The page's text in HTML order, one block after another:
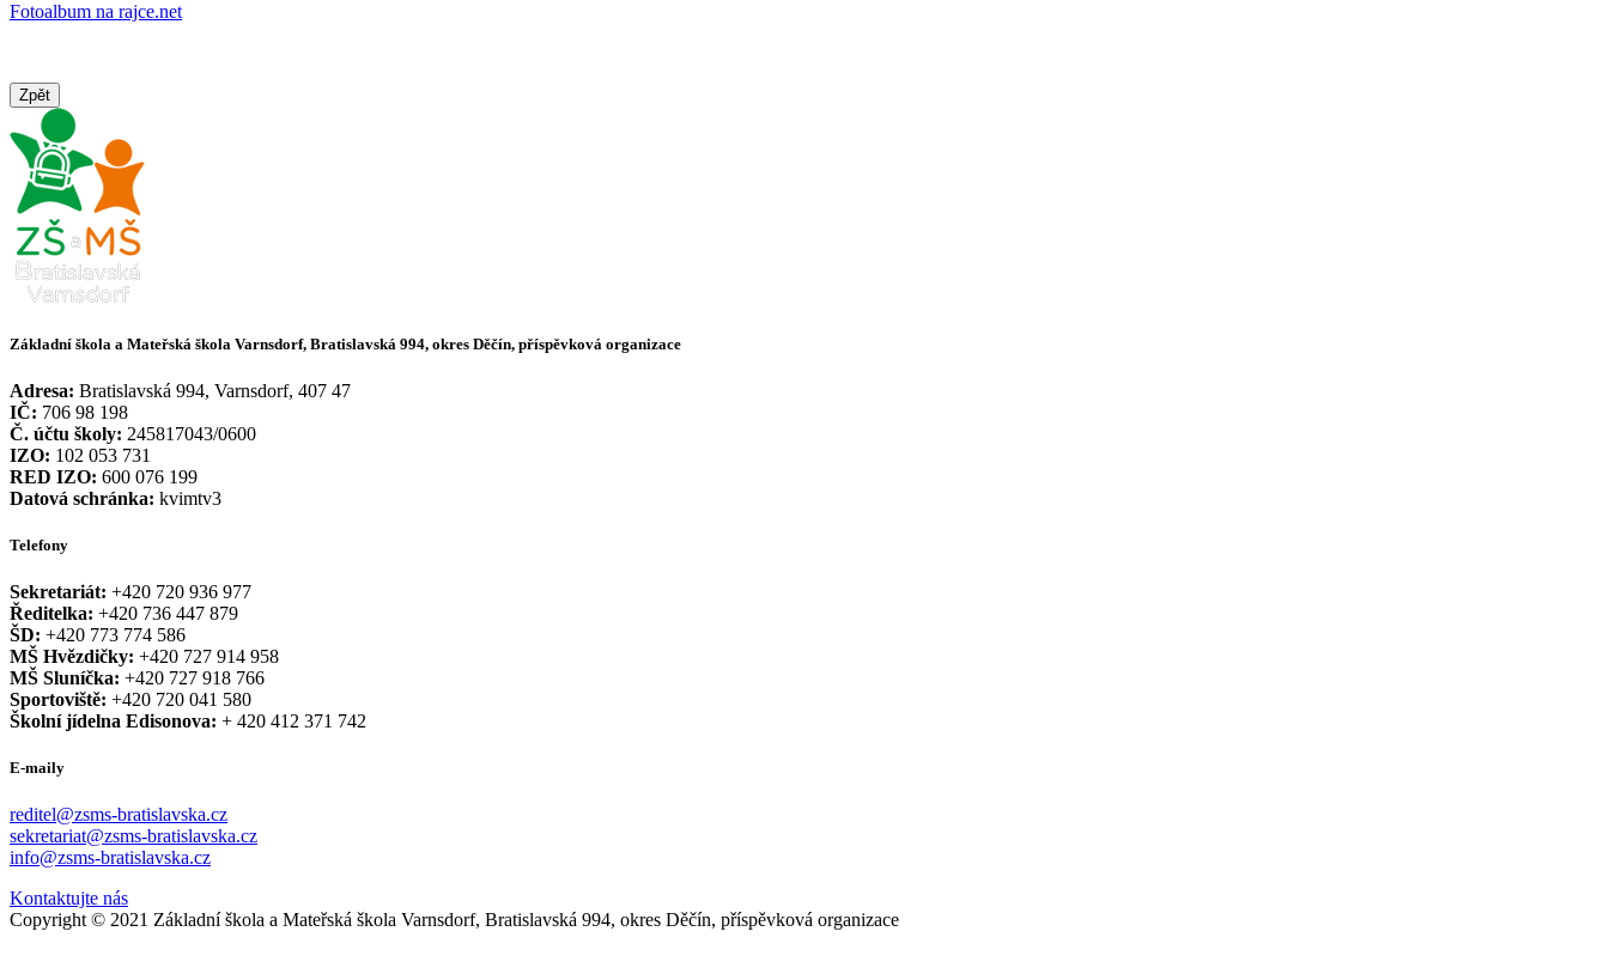
Fotoalbum na rajce.net
Zpět
Základní škola a Mateřská škola Varnsdorf, Bratislavská 994, okres Děčín, příspěvková organizace
Adresa: Bratislavská 994, Varnsdorf, 407 47
IČ: 706 98 198
Č. účtu školy: 245817043/0600
IZO: 102 053 731
RED IZO: 600 076 199
Datová schránka: kvimtv3
Telefony
Sekretariát: +420 720 936 977
Ředitelka: +420 736 447 879
ŠD: +420 773 774 586
MŠ Hvězdičky: +420 727 914 958
MŠ Sluníčka: +420 727 918 766
Sportoviště: +420 720 041 580
Školní jídelna Edisonova: + 420 412 371 742
E-maily
reditel@zsms-bratislavska.cz
sekretariat@zsms-bratislavska.cz
info@zsms-bratislavska.cz
Kontaktujte nás
Copyright © 2021 Základní škola a Mateřská škola Varnsdorf, Bratislavská 994, okres Děčín, příspěvková organizace